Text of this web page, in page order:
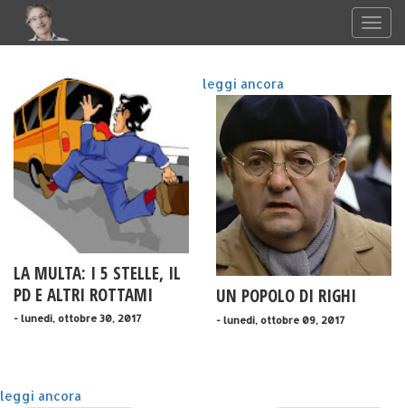
LA MULTA: I 5 STELLE, IL
PD E ALTRI ROTTAMI
- lunedì, ottobre 30, 2017
leggi ancora
UN POPOLO DI RIGHI
- lunedì, ottobre 09, 2017
leggi ancora